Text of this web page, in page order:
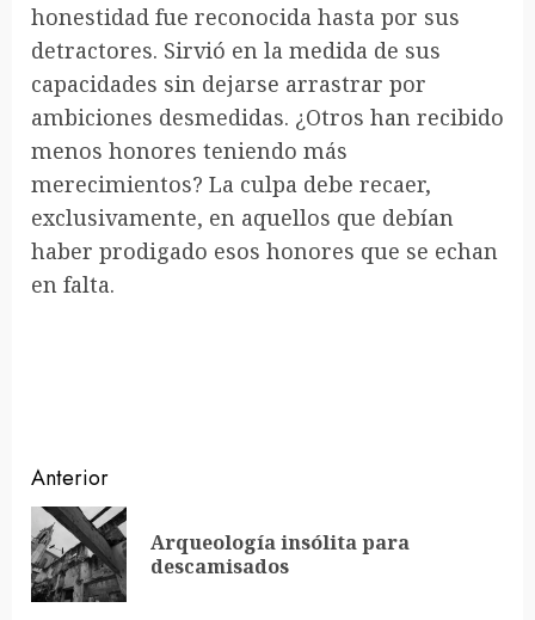
honestidad fue reconocida hasta por sus
detractores. Sirvió en la medida de sus
capacidades sin dejarse arrastrar por
ambiciones desmedidas. ¿Otros han recibido
menos honores teniendo más
merecimientos? La culpa debe recaer,
exclusivamente, en aquellos que debían
haber prodigado esos honores que se echan
en falta.
Sigue
leyendo
Anterior
Arqueología insólita para
descamisados